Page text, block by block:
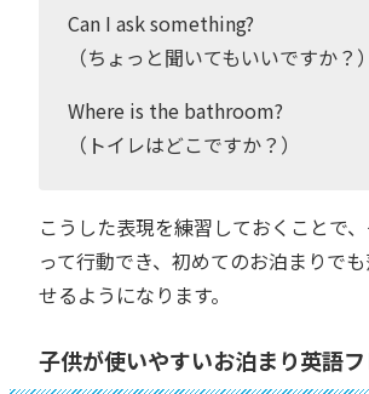
Can I ask something?
（ちょっと聞いてもいいですか？）
Where is the bathroom?
（トイレはどこですか？）
こうした表現を練習しておくことで
って行動でき、初めてのお泊まりで
せるようになります。
子供が使いやすいお泊まり英語